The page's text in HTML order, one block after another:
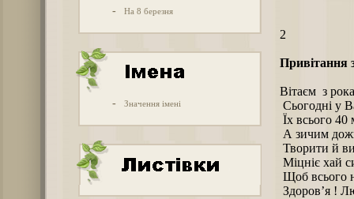
- На 8 березня
- Значення імені
2
Привітання
Вітаєм з
Сьогодні у
Їх всього
А зичим
Творити й
Міцніє хай
Щоб всього
Здоров’я !